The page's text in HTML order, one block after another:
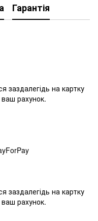
Гарантія
заздалегідь на картку
рахунок.
заздалегідь на картку
рахунок.